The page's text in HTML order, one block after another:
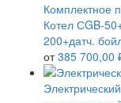
Комплектное
Котел СGB-
200+датч.
от 385 700,00